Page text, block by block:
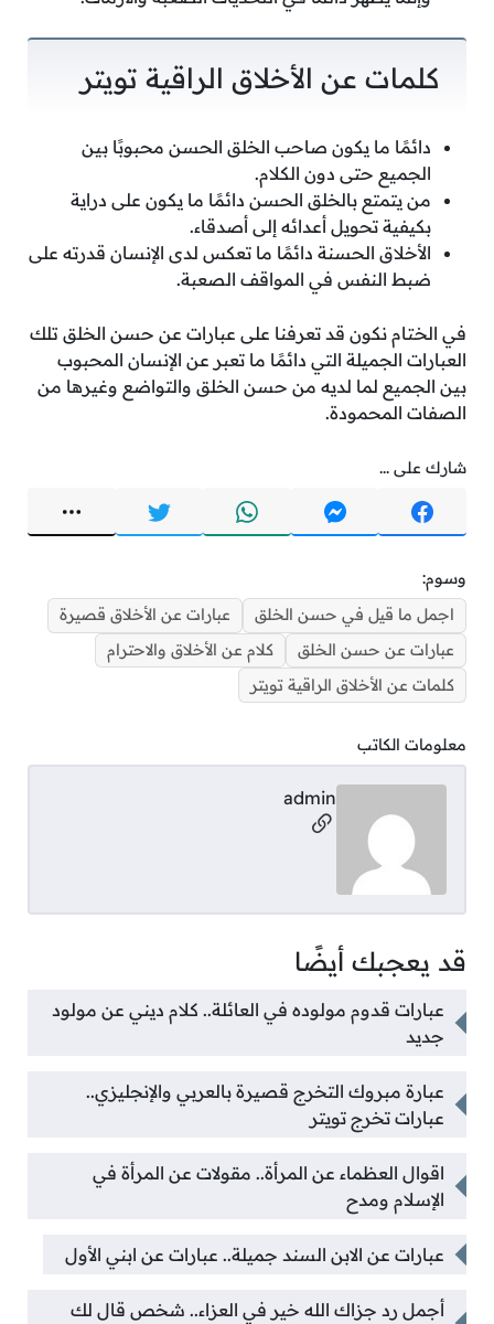
كلمات عن الأخلاق الراقية تويتر
دائمًا ما يكون صاحب الخلق الحسن محبوبًا بين
الجميع حتى دون الكلام.
من يتمتع بالخلق الحسن دائمًا ما يكون على دراية
بكيفية تحويل أعدائه إلى أصدقاء.
الأخلاق الحسنة دائمًا ما تعكس لدى الإنسان قدرته على
ضبط النفس في المواقف الصعبة.
في الختام نكون قد تعرفنا على عبارات عن حسن الخلق تلك
العبارات الجميلة التي دائمًا ما تعبر عن الإنسان المحبوب
بين الجميع لما لديه من حسن الخلق والتواضع وغيرها من
الصفات المحمودة.
شارك على ...
وسوم:
اجمل ما قيل في حسن الخلق
عبارات عن الأخلاق قصيرة
عبارات عن حسن الخلق
كلام عن الأخلاق والاحترام
كلمات عن الأخلاق الراقية تويتر
معلومات الكاتب
admin
مواقع التواصل
قد يعجبك أيضًا
عبارات قدوم مولوده في العائلة.. كلام ديني عن مولود
جديد
عبارة مبروك التخرج قصيرة بالعربي والإنجليزي..
عبارات تخرج تويتر
اقوال العظماء عن المرأة.. مقولات عن المرأة في
الإسلام ومدح
عبارات عن الابن السند جميلة.. عبارات عن ابني الأول
أجمل رد جزاك الله خير في العزاء.. شخص قال لك